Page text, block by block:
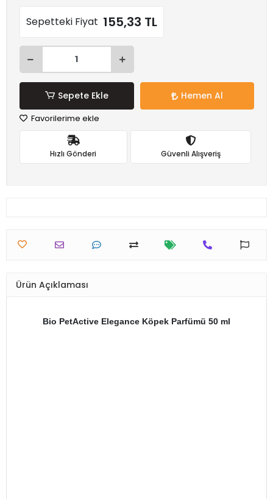
Sepetteki Fiyat 155,33 TL
Sepete Ekle Hemen Al
Favorilerime ekle
Hızlı Gönderi Güvenli Alışveriş
Ürün Açıklaması
Bio PetActive Elegance Köpek Parfümü 50 ml